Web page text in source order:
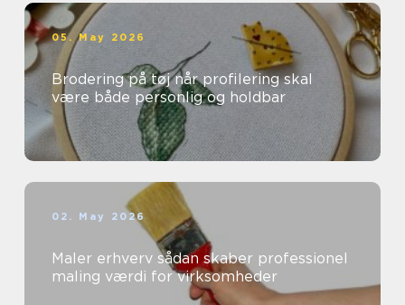
05. May 2026
Brodering på tøj når profilering skal
være både personlig og holdbar
02. May 2026
Maler erhverv sådan skaber professionel
maling værdi for virksomheder